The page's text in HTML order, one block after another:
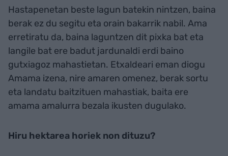
Hastapenetan beste lagun batekin nintzen, baina
berak ez du segitu eta orain bakarrik nabil. Ama
erretiratu da, baina laguntzen dit pixka bat eta
langile bat ere badut jardunaldi erdi baino
gutxiagoz mahastietan. Etxaldeari eman diogu
Amama izena, nire amaren omenez, berak sortu
eta landatu baitzituen mahastiak, baita ere
amama amalurra bezala ikusten dugulako.
Hiru hektarea horiek non dituzu?